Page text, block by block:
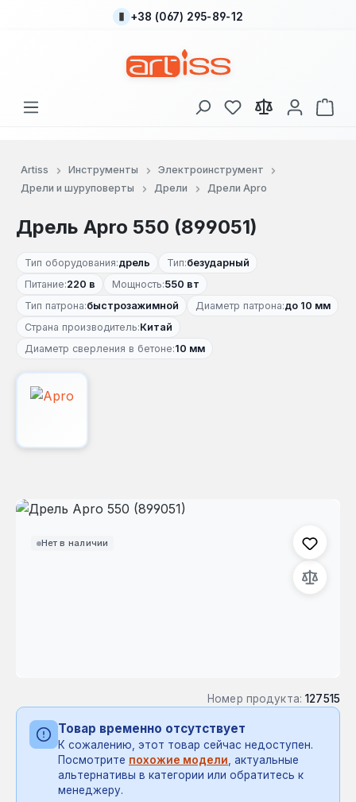
Перейти к основному содержанию
+38 (067) 295-89-12
У вас есть товары
В
Artiss Инструменты
Электроинструмент
Дрели и шуруповерты
Дрели Дрели Apro
Дрель Apro 550 (899051)
Тип оборудования:дрель Тип:безударный
Питание:220 в Мощность:550 вт
Тип патрона:быстрозажимной Диаметр патрона:до 10 мм
Страна производитель:Китай
Диаметр сверления в бетоне:10 мм
Нет в наличии
Пропустить галерею изображений
Номер продукта: 127515
Товар временно отсутствует
К сожалению, этот товар сейчас недоступен.
Посмотрите похожие модели, актуальные
альтернативы в категории или обратитесь к
менеджеру.